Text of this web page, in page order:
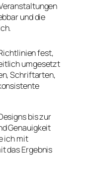
und die
fest,
umgesetzt
Schriftarten,
bis zur
Genauigkeit
ich mit
das Ergebnis